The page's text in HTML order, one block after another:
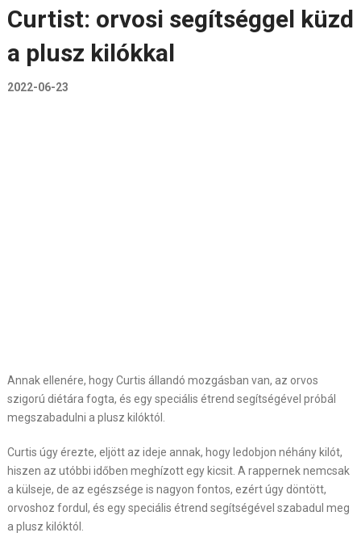
Curtist: orvosi segítséggel küzd
a plusz kilókkal
2022-06-23
Annak ellenére, hogy Curtis állandó mozgásban van, az orvos
szigorú diétára fogta, és egy speciális étrend segítségével próbál
megszabadulni a plusz kilóktól.
Curtis úgy érezte, eljött az ideje annak, hogy ledobjon néhány kilót,
hiszen az utóbbi időben meghízott egy kicsit. A rappernek nemcsak
a külseje, de az egészsége is nagyon fontos, ezért úgy döntött,
orvoshoz fordul, és egy speciális étrend segítségével szabadul meg
a plusz kilóktól.